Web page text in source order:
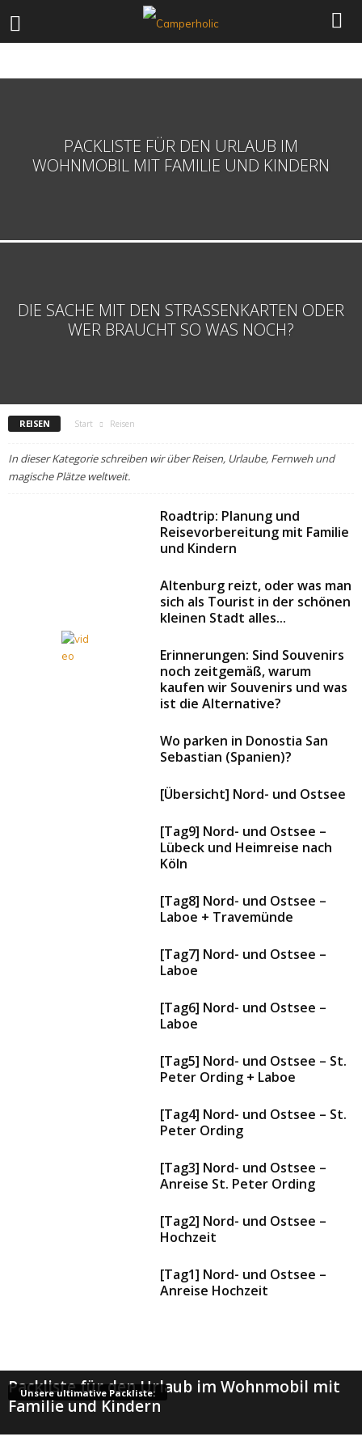
PACKLISTE FÜR DEN URLAUB IM
WOHNMOBIL MIT FAMILIE UND KINDERN
DIE SACHE MIT DEN STRASSENKARTEN ODER W
ER BRAUCHT SO WAS NOCH?
REISEN Start Reisen
In dieser Kategorie schreiben wir über Reisen, Urlaube, Fernweh und
magische Plätze weltweit.
Roadtrip: Planung und
Reisevorbereitung mit Familie
und Kindern
Altenburg reizt, oder was man
sich als Tourist in der schönen
kleinen Stadt alles...
Erinnerungen: Sind Souvenirs
noch zeitgemäß, warum
kaufen wir Souvenirs und was
ist die Alternative?
Wo parken in Donostia San
Sebastian (Spanien)?
[Übersicht] Nord- und Ostsee
[Tag9] Nord- und Ostsee –
Lübeck und Heimreise nach
Köln
[Tag8] Nord- und Ostsee –
Laboe + Travemünde
[Tag7] Nord- und Ostsee –
Laboe
[Tag6] Nord- und Ostsee –
Laboe
[Tag5] Nord- und Ostsee – St.
Peter Ording + Laboe
[Tag4] Nord- und Ostsee – St.
Peter Ording
[Tag3] Nord- und Ostsee –
Anreise St. Peter Ording
[Tag2] Nord- und Ostsee –
Hochzeit
[Tag1] Nord- und Ostsee –
Anreise Hochzeit
Unsere ultimative Packliste:
Packliste für den Urlaub im Wohnmobil mit
Familie und Kindern